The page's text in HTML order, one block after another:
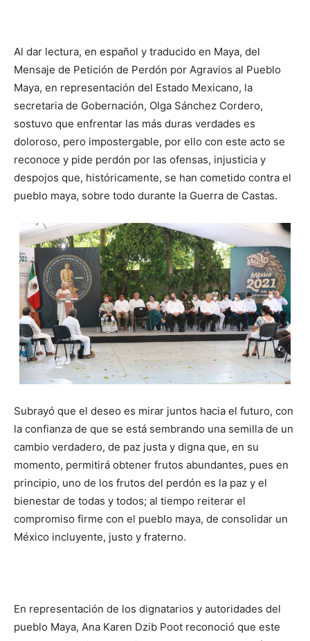
Al dar lectura, en español y traducido en Maya, del
Mensaje de Petición de Perdón por Agravios al Pueblo
Maya, en representación del Estado Mexicano, la
secretaria de Gobernación, Olga Sánchez Cordero,
sostuvo que enfrentar las más duras verdades es
doloroso, pero impostergable, por ello con este acto se
reconoce y pide perdón por las ofensas, injusticia y
despojos que, históricamente, se han cometido contra el
pueblo maya, sobre todo durante la Guerra de Castas.
Subrayó que el deseo es mirar juntos hacia el futuro, con
la confianza de que se está sembrando una semilla de un
cambio verdadero, de paz justa y digna que, en su
momento, permitirá obtener frutos abundantes, pues en
principio, uno de los frutos del perdón es la paz y el
bienestar de todas y todos; al tiempo reiterar el
compromiso firme con el pueblo maya, de consolidar un
México incluyente, justo y fraterno.
En representación de los dignatarios y autoridades del
pueblo Maya, Ana Karen Dzib Poot reconoció que este